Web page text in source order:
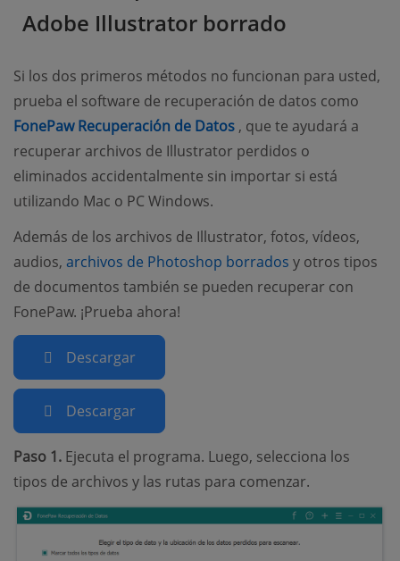
Adobe Illustrator borrado
Si los dos primeros métodos no funcionan para usted,
prueba el software de recuperación de datos como
FonePaw Recuperación de Datos (opens new window)
, que te ayudará a
recuperar archivos de Illustrator perdidos o
eliminados accidentalmente sin importar si está
utilizando Mac o PC Windows.
Además de los archivos de Illustrator, fotos, vídeos,
audios, archivos de Photoshop borrados (opens new
y otros tipos
de documentos también se pueden recuperar con
FonePaw. ¡Prueba ahora!
Descargar
Descargar
Paso 1. Ejecuta el programa. Luego, selecciona los
tipos de archivos y las rutas para comenzar.